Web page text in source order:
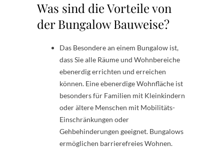
Was sind die Vorteile von
der Bungalow Bauweise?
Das Besondere an einem Bungalow ist,
dass Sie alle Räume und Wohnbereiche
ebenerdig errichten und erreichen
können. Eine ebenerdige Wohnfläche ist
besonders für Familien mit Kleinkindern
oder ältere Menschen mit Mobilitäts-
Einschränkungen oder
Gehbehinderungen geeignet. Bungalows
ermöglichen barrierefreies Wohnen.